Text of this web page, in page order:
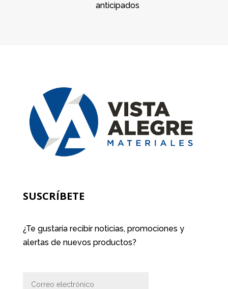
anticipados
SUSCRÍBETE
¿Te gustaría recibir noticias, promociones y
alertas de nuevos productos?